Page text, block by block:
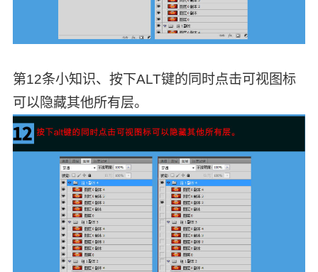
第12条小知识、按下ALT键的同时点击可视图标
可以隐藏其他所有层。